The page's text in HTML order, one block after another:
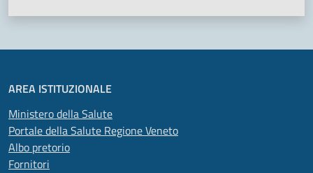
AREA ISTITUZIONALE
Ministero della Salute
Portale della Salute Regione Veneto
Albo pretorio
Fornitori